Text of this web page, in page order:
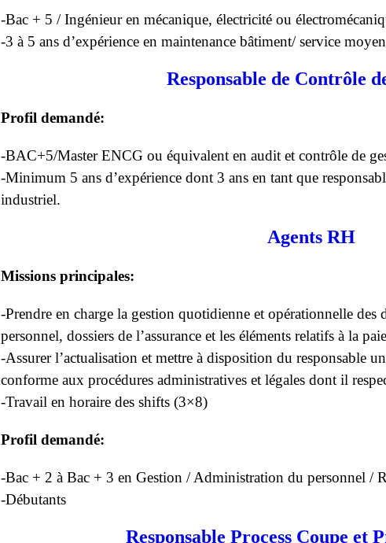
-Bac + 5 / Ingénieur en mécanique, électricité ou
-3 à 5 ans d’expérience en maintenance bâtiment/ service
Responsable de Contrôle
Profil demandé:
-BAC+5/Master ENCG ou équivalent en audit et contrôle de
-Minimum 5 ans d’expérience dont 3 ans en tant que
industriel.
Agents RH
Missions principales:
-Prendre en charge la gestion quotidienne et opérationnelle des
personnel, dossiers de l’assurance et les éléments relatifs à la
-Assurer l’actualisation et mettre à disposition du responsable
conforme aux procédures administratives et légales dont il
-Travail en horaire des shifts (3×8)
Profil demandé:
-Bac + 2 à Bac + 3 en Gestion / Administration du personnel /
-Débutants
Responsable Process Coupe et